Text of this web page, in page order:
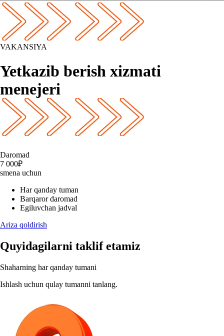
VAKANSIYA
Yetkazib berish xizmati
menejeri
Daromad
7 000₽
smena uchun
Har qanday tuman
Barqaror daromad
Egiluvchan jadval
Ariza qoldirish
Quyidagilarni taklif etamiz
Shaharning har qanday tumani
Ishlash uchun qulay tumanni tanlang.